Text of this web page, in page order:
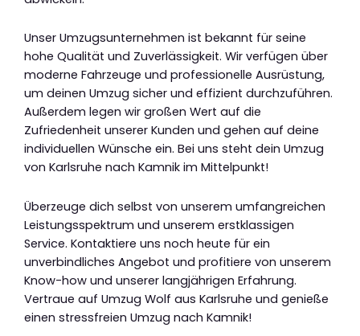
Unser Umzugsunternehmen ist bekannt für seine
hohe Qualität und Zuverlässigkeit. Wir verfügen über
moderne Fahrzeuge und professionelle Ausrüstung,
um deinen Umzug sicher und effizient durchzuführen.
Außerdem legen wir großen Wert auf die
Zufriedenheit unserer Kunden und gehen auf deine
individuellen Wünsche ein. Bei uns steht dein Umzug
von Karlsruhe nach Kamnik im Mittelpunkt!
Überzeuge dich selbst von unserem umfangreichen
Leistungsspektrum und unserem erstklassigen
Service. Kontaktiere uns noch heute für ein
unverbindliches Angebot und profitiere von unserem
Know-how und unserer langjährigen Erfahrung.
Vertraue auf Umzug Wolf aus Karlsruhe und genieße
einen stressfreien Umzug nach Kamnik!